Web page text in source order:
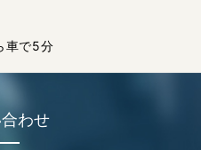
車で5分
わせ